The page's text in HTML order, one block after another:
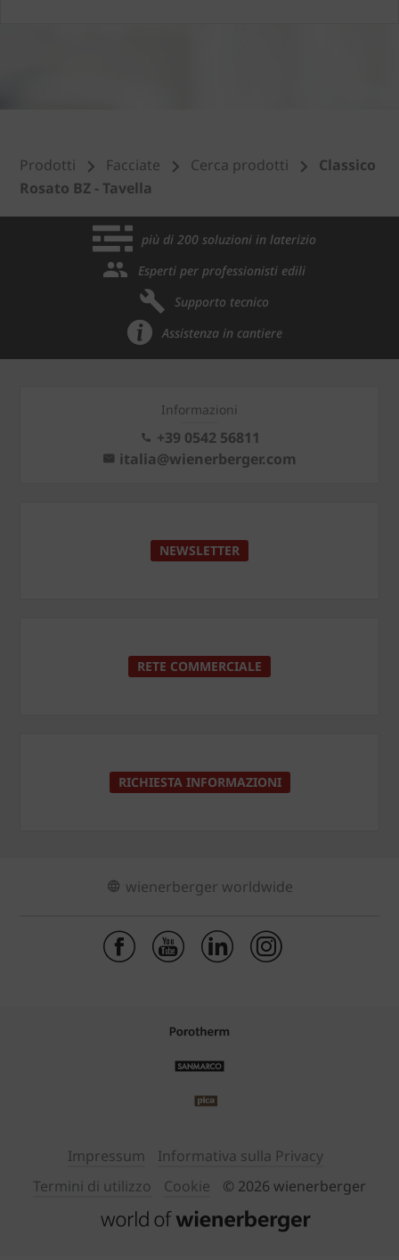
Prodotti Facciate Cerca prodotti
Classico
Rosato BZ - Tavella
più di 200 soluzioni in laterizio
Esperti per professionisti edili
Supporto tecnico
Assistenza in cantiere
Informazioni
+39 0542 56811
italia@wienerberger.com
NEWSLETTER
RETE COMMERCIALE
RICHIESTA INFORMAZIONI
wienerberger worldwide
Impressum
Informativa sulla Privacy
Termini di utilizzo
Cookie © 2026 wienerberger